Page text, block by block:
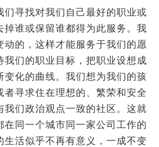
们寻找对我们自己最好的职业或
掉谁或保留谁都得为此服务。我
动的，这样才能服务于我们的愿
我们的职业目标，把职业设想成
变化的曲线。我们想为我们的孩
寻求住在理想的、繁荣和安全
我们政治观点一致的社区。这就
在同一个城市同一家公司工作的
生活似乎不再有意义，一成不变